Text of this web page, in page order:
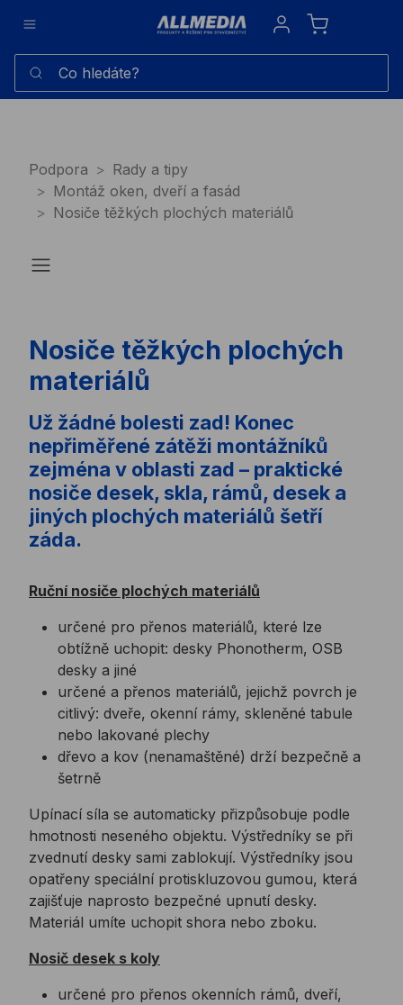
Sign in
Co hledáte?
Podpora
Rady a tipy
Montáž oken, dveří a fasád
Nosiče těžkých plochých materiálů
Nosiče těžkých plochých
materiálů
Už žádné bolesti zad! Konec
nepřiměřené zátěži montážníků
zejména v oblasti zad – praktické
nosiče desek, skla, rámů, desek a
jiných plochých materiálů šetří
záda.
Ruční nosiče plochých materiálů
určené pro přenos materiálů, které lze
obtížně uchopit: desky Phonotherm, OSB
desky a jiné
určené a přenos materiálů, jejichž povrch je
citlivý: dveře, okenní rámy, skleněné tabule
nebo lakované plechy
dřevo a kov (nenamaštěné) drží bezpečně a
šetrně
Upínací síla se automaticky přizpůsobuje podle
hmotnosti neseného objektu. Výstředníky se při
zvednutí desky sami zablokují. Výstředníky jsou
opatřeny speciální protiskluzovou gumou, která
zajišťuje naprosto bezpečné upnutí desky.
Materiál umíte uchopit shora nebo zboku.
Nosič desek s koly
určené pro přenos okenních rámů, dveří,